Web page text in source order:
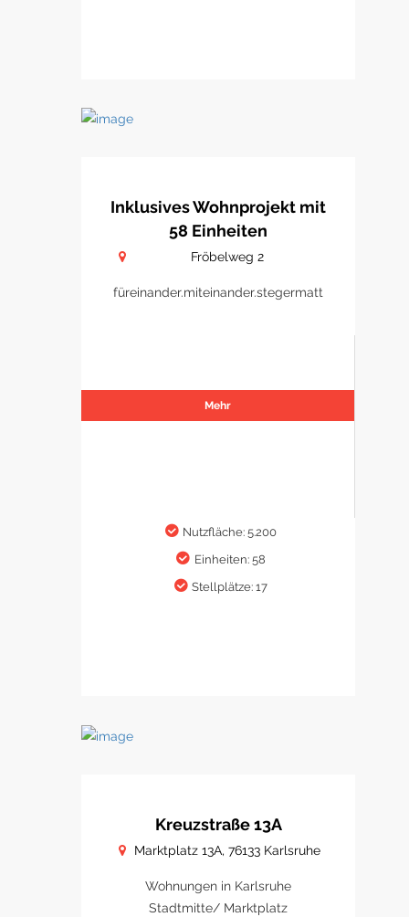
Inklusives Wohnprojekt mit
58 Einheiten
Fröbelweg 2
füreinander.miteinander.stegermatt
Mehr
Nutzfläche: 5.200
Einheiten: 58
Stellplätze: 17
Kreuzstraße 13A
Marktplatz 13A, 76133 Karlsruhe
Wohnungen in Karlsruhe
Stadtmitte/ Marktplatz